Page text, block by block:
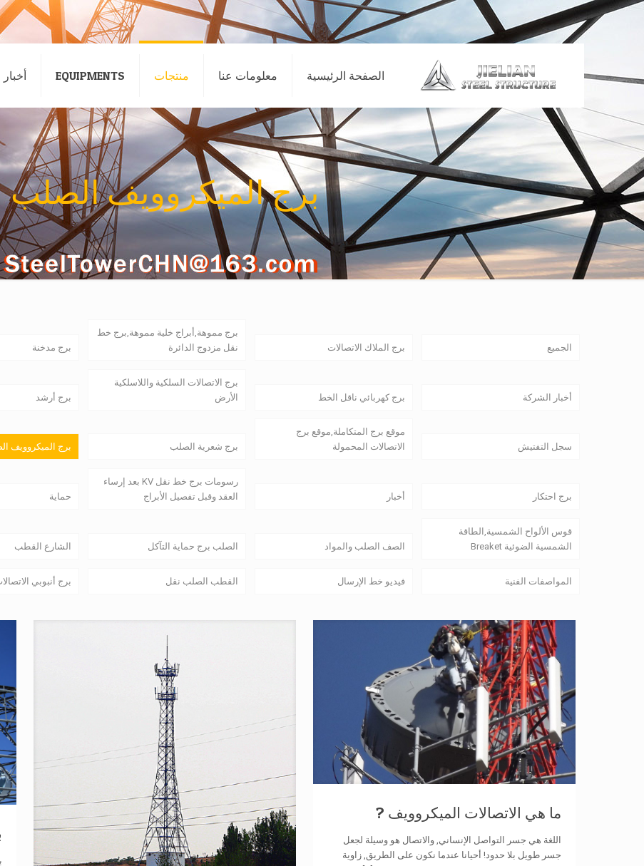
الصفحة الرئيسية معلومات عنا منتجات EQUIPMENTS أخبار
برج الميكروويف الصلب
الجميع برج الملاك الاتصالات
برج مموهة,أبراج خلية مموهة,برج خط
نقل مزدوج الدائرة
برج مدخنة
أخبار الشركة برج كهربائي ناقل الخط
برج الاتصالات السلكية واللاسلكية
الأرض
برج أرشد
سجل التفتيش
موقع برج المتكاملة,موقع برج
الاتصالات المحمولة
برج شعرية الصلب برج الميكروويف
برج احتكار أخبار
رسومات برج خط نقل KV بعد إرساء
العقد وقبل تفصيل الأبراج
حماية
قوس الألواح الشمسية,الطاقة
الشمسية الضوئية Breaket
الصف الصلب والمواد الصلب برج حماية التآكل الشارع القطب
المواصفات الفنية فيديو خط الإرسال القطب الصلب نقل برج أنبوبي
ما هي الاتصالات الميكروويف ?
اللغة هي جسر التواصل الإنساني, والاتصال هو وسيلة لجعل
جسر طويل بلا حدود! أحيانا عندما نكون على الطريق, زاوية